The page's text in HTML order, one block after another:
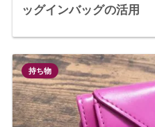
ッグインバッグの活用
持ち物